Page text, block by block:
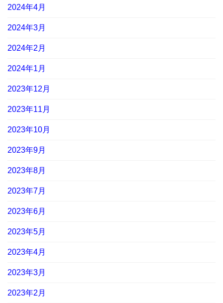
2024年4月
2024年3月
2024年2月
2024年1月
2023年12月
2023年11月
2023年10月
2023年9月
2023年8月
2023年7月
2023年6月
2023年5月
2023年4月
2023年3月
2023年2月